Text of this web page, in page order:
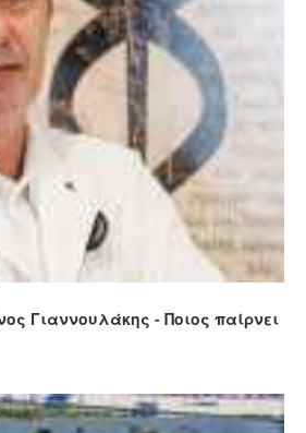
Γιαννουλάκης - Ποιος παίρνει